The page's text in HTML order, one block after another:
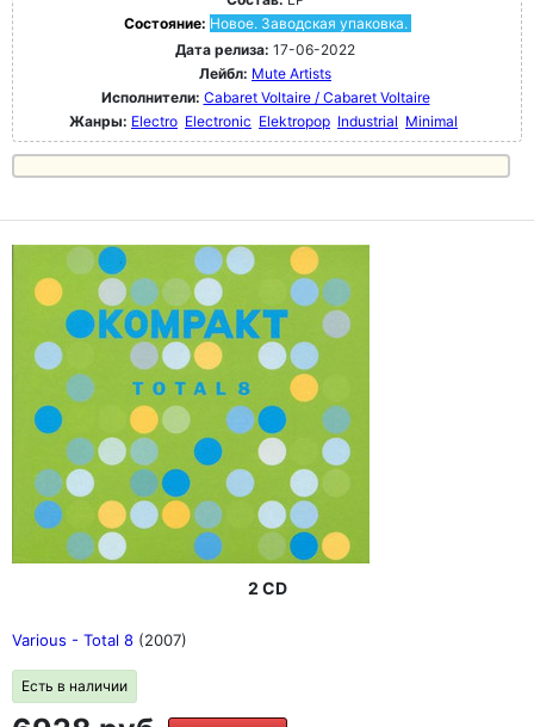
Состояние: Новое. Заводская упаковка.
Дата релиза: 17-06-2022
Лейбл: Mute Artists
Исполнители: Cabaret Voltaire / Cabaret Voltaire
Жанры: Electro Electronic Elektropop Industrial Minimal
2 CD
Various - Total 8 (2007)
Есть в наличии